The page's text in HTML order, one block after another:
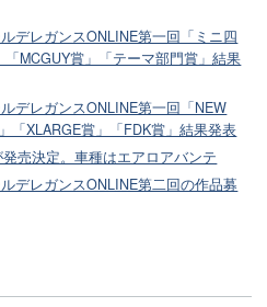
デレガンスONLINE第一回「ミニ四
MCGUY賞」「テーマ部門賞」結果
デレガンスONLINE第一回「NEW
「XLARGE賞」「FDK賞」結果発表
売決定。車種はエアロアバンテ
デレガンスONLINE第二回の作品募